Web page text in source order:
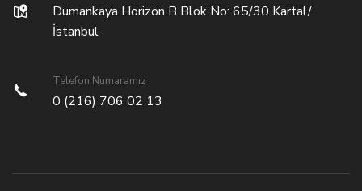
Dumankaya Horizon B Blok No: 65/30 Kartal/
İstanbul
Telefon Numaramız
0 (216) 706 02 13